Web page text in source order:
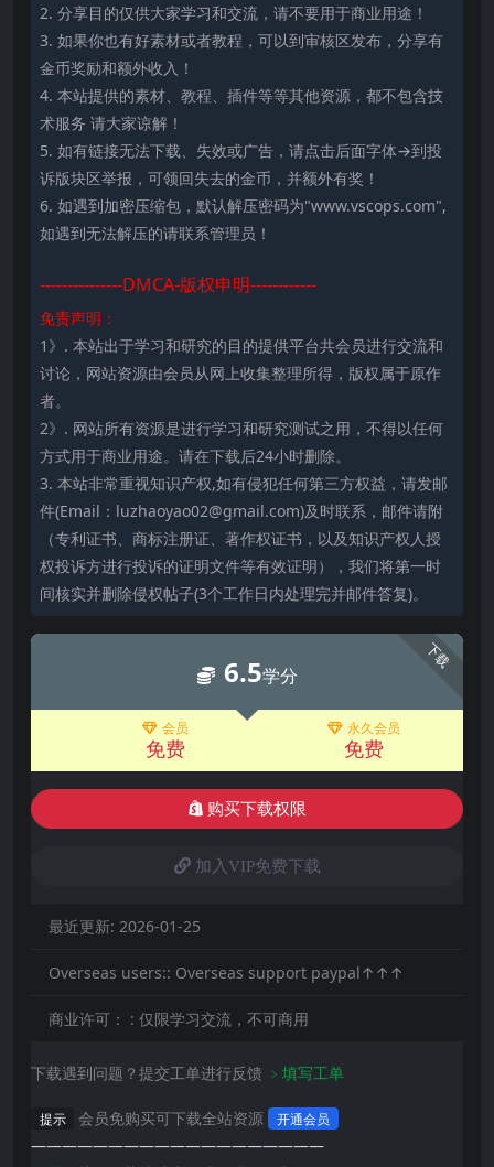
2. 分享目的仅供大家学习和交流，请不要用于商业用途！
3. 如果你也有好素材或者教程，可以到审核区发布，分享有
金币奖励和额外收入！
4. 本站提供的素材、教程、插件等等其他资源，都不包含技
术服务 请大家谅解！
5. 如有链接无法下载、失效或广告，请点击后面字体→到投
诉版块区举报，可领回失去的金币，并额外有奖！
6. 如遇到加密压缩包，默认解压密码为"www.vscops.com",
如遇到无法解压的请联系管理员！
---------------DMCA-版权申明------------
免责声明：
1》. 本站出于学习和研究的目的提供平台共会员进行交流和
讨论，网站资源由会员从网上收集整理所得，版权属于原作
者。
2》. 网站所有资源是进行学习和研究测试之用，不得以任何
方式用于商业用途。请在下载后24小时删除。
3. 本站非常重视知识产权,如有侵犯任何第三方权益，请发邮
件(Email：luzhaoyao02@gmail.com)及时联系，邮件请附
（专利证书、商标注册证、著作权证书，以及知识产权人授
权投诉方进行投诉的证明文件等有效证明），我们将第一时
间核实并删除侵权帖子(3个工作日内处理完并邮件答复)。
下载
6.5学分
会员
免费
永久会员
免费
购买下载权限
加入VIP免费下载
最近更新: 2026-01-25
Overseas users:: Overseas support paypal↑↑↑
商业许可： : 仅限学习交流，不可商用
下载遇到问题？提交工单进行反馈 ﹥填写工单
提示 会员免购买可下载全站资源 开通会员
———————————————————